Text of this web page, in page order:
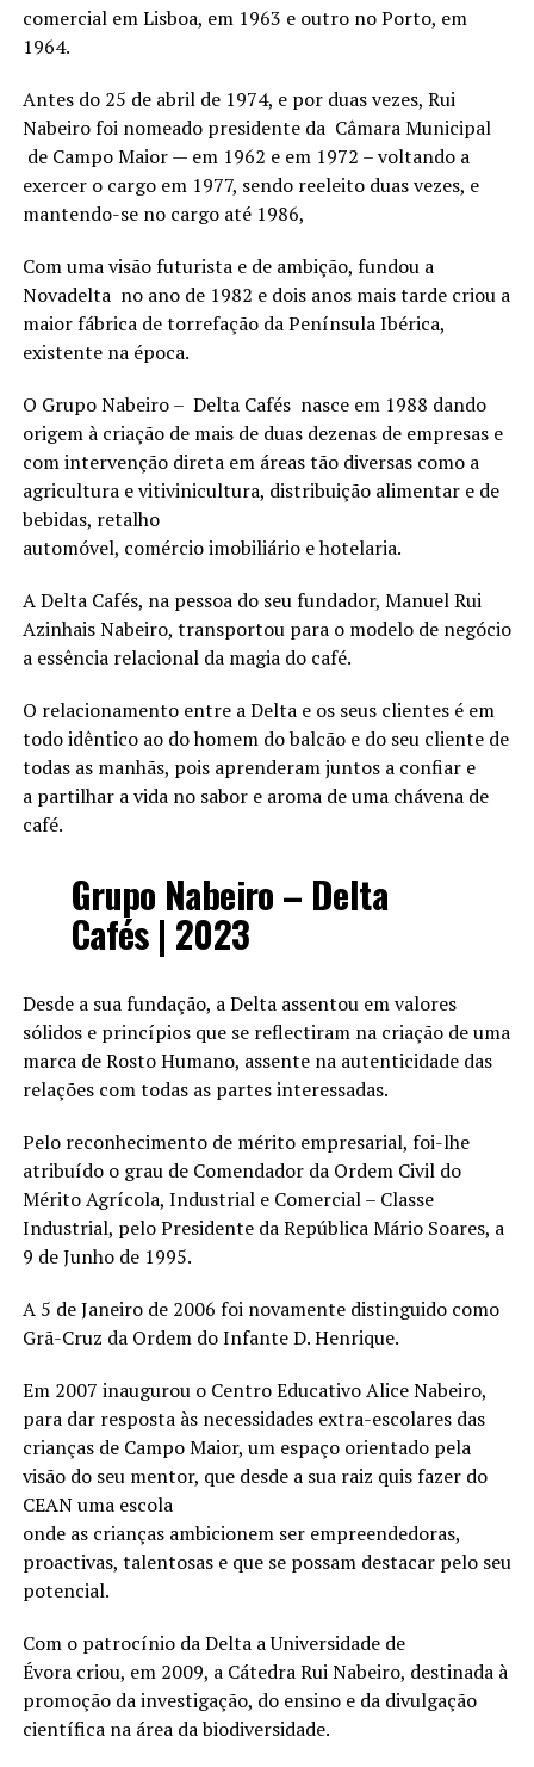
comercial em Lisboa, em 1963 e outro no Porto, em
1964.
Antes do 25 de abril de 1974, e por duas vezes, Rui
Nabeiro foi nomeado presidente da Câmara Municipal
de Campo Maior — em 1962 e em 1972 – voltando a
exercer o cargo em 1977, sendo reeleito duas vezes, e
mantendo-se no cargo até 1986,
Com uma visão futurista e de ambição, fundou a
Novadelta no ano de 1982 e dois anos mais tarde criou a
maior fábrica de torrefação da Península Ibérica,
existente na época.
O Grupo Nabeiro – Delta Cafés nasce em 1988 dando
origem à criação de mais de duas dezenas de empresas e
com intervenção direta em áreas tão diversas como a
agricultura e vitivinicultura, distribuição alimentar e de
bebidas, retalho
automóvel, comércio imobiliário e hotelaria.
A Delta Cafés, na pessoa do seu fundador, Manuel Rui
Azinhais Nabeiro, transportou para o modelo de negócio
a essência relacional da magia do café.
O relacionamento entre a Delta e os seus clientes é em
todo idêntico ao do homem do balcão e do seu cliente de
todas as manhãs, pois aprenderam juntos a confiar e
a partilhar a vida no sabor e aroma de uma chávena de
café.
Grupo Nabeiro – Delta
Cafés | 2023
Desde a sua fundação, a Delta assentou em valores
sólidos e princípios que se reflectiram na criação de uma
marca de Rosto Humano, assente na autenticidade das
relações com todas as partes interessadas.
Pelo reconhecimento de mérito empresarial, foi-lhe
atribuído o grau de Comendador da Ordem Civil do
Mérito Agrícola, Industrial e Comercial – Classe
Industrial, pelo Presidente da República Mário Soares, a
9 de Junho de 1995.
A 5 de Janeiro de 2006 foi novamente distinguido como
Grã-Cruz da Ordem do Infante D. Henrique.
Em 2007 inaugurou o Centro Educativo Alice Nabeiro,
para dar resposta às necessidades extra-escolares das
crianças de Campo Maior, um espaço orientado pela
visão do seu mentor, que desde a sua raiz quis fazer do
CEAN uma escola
onde as crianças ambicionem ser empreendedoras,
proactivas, talentosas e que se possam destacar pelo seu
potencial.
Com o patrocínio da Delta a Universidade de
Évora criou, em 2009, a Cátedra Rui Nabeiro, destinada à
promoção da investigação, do ensino e da divulgação
científica na área da biodiversidade.